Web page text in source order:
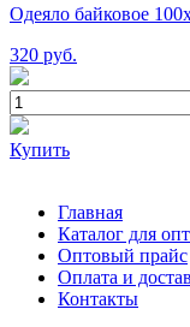
Одеяло байковое
320 руб.
Купить
Главная
Каталог для
Оптовый прайс
Оплата и
Контакты